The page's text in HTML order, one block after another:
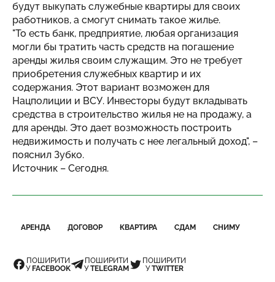
будут выкупать служебные квартиры для своих
работников, а смогут снимать такое жилье.
"То есть банк, предприятие, любая организация
могли бы тратить часть средств на погашение
аренды жилья своим служащим. Это не требует
приобретения служебных квартир и их
содержания. Этот вариант возможен для
Нацполиции и ВСУ. Инвесторы будут вкладывать
средства в строительство жилья не на продажу, а
для аренды. Это дает возможность построить
недвижимость и получать с нее легальный доход", –
пояснил Зубко.
Источник – Сегодня.
АРЕНДА ДОГОВОР КВАРТИРА СДАМ СНИМУ
ПОШИРИТИ
У FACEBOOK
ПОШИРИТИ
УTELEGRAM
ПОШИРИТИ
УTWITTER